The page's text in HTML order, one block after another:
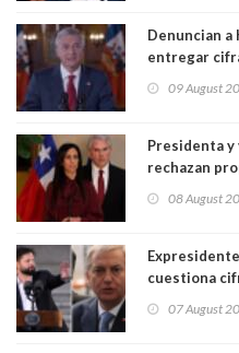
Denuncian
entregar
09 August
Presidenta
rechazan
"Constituye
08 August
cuestiona
07 August